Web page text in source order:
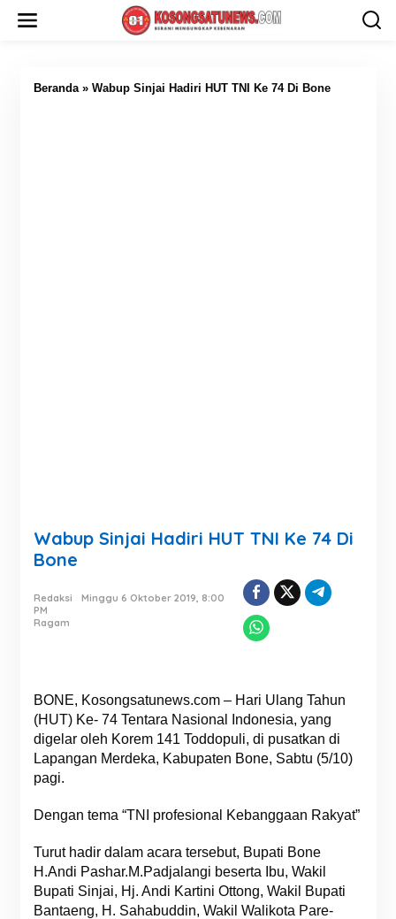
Beranda» Wabup Sinjai Hadiri HUT TNI Ke 74 Di Bone
Wabup Sinjai Hadiri HUT TNI Ke 74 Di
Bone
Redaksi
Minggu 6 Oktober 2019, 8:00
PM
Ragam
BONE, Kosongsatunews.com – Hari Ulang Tahun
(HUT) Ke- 74 Tentara Nasional Indonesia, yang
digelar oleh Korem 141 Toddopuli, di pusatkan di
Lapangan Merdeka, Kabupaten Bone, Sabtu (5/10)
pagi.
Dengan tema “TNI profesional Kebanggaan Rakyat”
Turut hadir dalam acara tersebut, Bupati Bone
H.Andi Pashar.M.Padjalangi beserta Ibu, Wakil
Bupati Sinjai, Hj. Andi Kartini Ottong, Wakil Bupati
Bantaeng, H. Sahabuddin, Wakil Walikota Pare-